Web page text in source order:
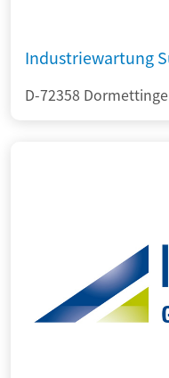
Industriewartung
D-72358